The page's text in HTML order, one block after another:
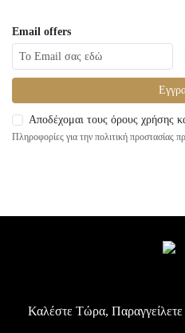
Email offers
Αποδέχομαι τους όρους χρήσης
Πληροφορίες για την πολιτική προστασίας
Καλέστε Τώρα,